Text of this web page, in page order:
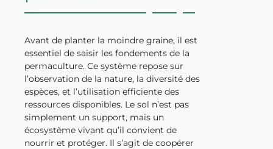
Avant de planter la moindre graine, il est
essentiel de saisir les fondements de la
permaculture. Ce système repose sur
l’observation de la nature, la diversité des
espèces, et l’utilisation efficiente des
ressources disponibles. Le sol n’est pas
simplement un support, mais un
écosystème vivant qu’il convient de
nourrir et protéger. Il s’agit de coopérer